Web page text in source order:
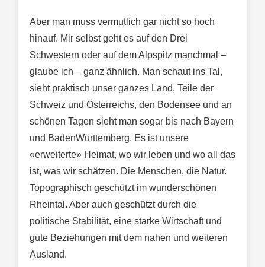
Aber man muss vermutlich gar nicht so hoch
hinauf. Mir selbst geht es auf den Drei
Schwestern oder auf dem Alpspitz manchmal –
glaube ich – ganz ähnlich. Man schaut ins Tal,
sieht praktisch unser ganzes Land, Teile der
Schweiz und Österreichs, den Bodensee und an
schönen Tagen sieht man sogar bis nach Bayern
und BadenWürttemberg. Es ist unsere
«erweiterte» Heimat, wo wir leben und wo all das
ist, was wir schätzen. Die Menschen, die Natur.
Topographisch geschützt im wunderschönen
Rheintal. Aber auch geschützt durch die
politische Stabilität, eine starke Wirtschaft und
gute Beziehungen mit dem nahen und weiteren
Ausland.